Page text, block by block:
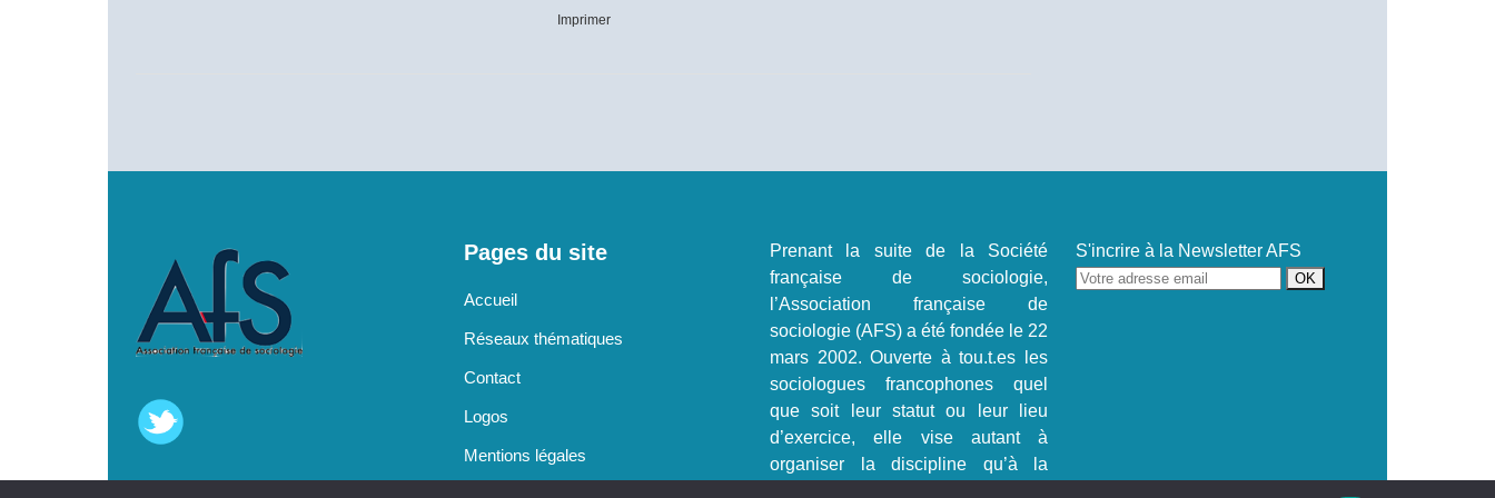
Imprimer
Pages du site
Accueil
Réseaux thématiques
Contact
Logos
Mentions légales
Prenant la suite de la Société
française de sociologie,
l’Association française de
sociologie (AFS) a été fondée le 22
mars 2002. Ouverte à tou.t.es les
sociologues francophones quel
que soit leur statut ou leur lieu
d’exercice, elle vise autant à
organiser la discipline qu’à la
S'incrire à la Newsletter AFS